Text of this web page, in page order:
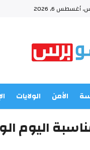
أغسطس 6, 2026
الأمن الولايات
اليوم